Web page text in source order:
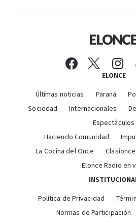
ELONCE
Últimas noticias Paraná
Sociedad
Internacionales
Espectáculos
Haciendo Comunidad
La Cocina del Once
Clasionce
Elonce Radio en
Política de Privacidad
Normas de Participación